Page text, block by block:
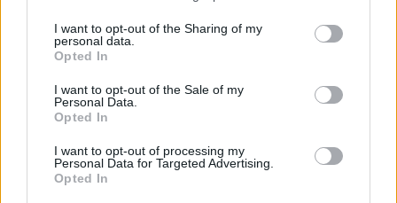
I want to opt-out of the Sharing of my
personal data.
Opted In
I want to opt-out of the Sale of my
Personal Data.
Opted In
I want to opt-out of processing my
Personal Data for Targeted Advertising.
Opted In